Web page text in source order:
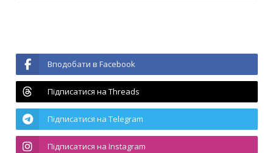
Вподобати в Facebook
Підписатися на Threads
Підписатися на Telegram
Підписатися на Instagram